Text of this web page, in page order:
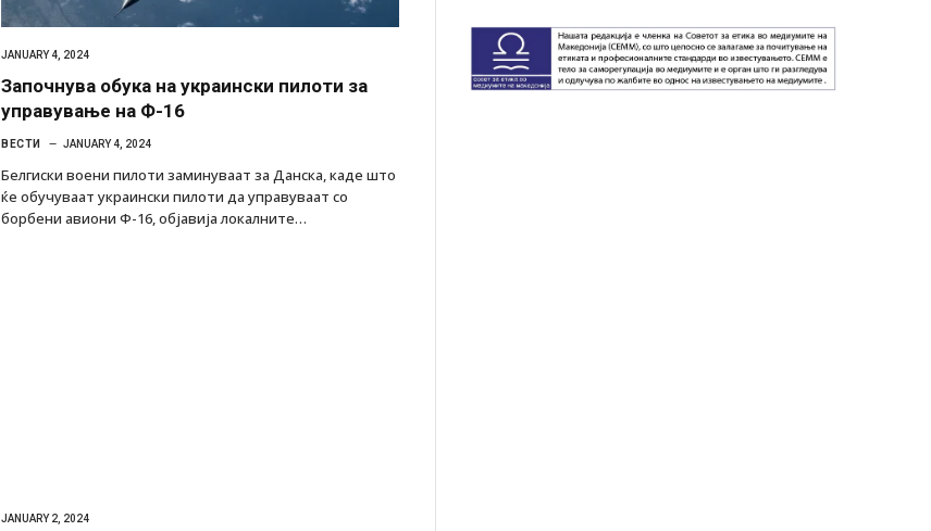
JANUARY 4, 2024
Започнува обука на украински пилоти за
управување на Ф-16
ВЕСТИ JANUARY 4, 2024
Белгиски воени пилоти заминуваат за Данска, каде што
ќе обучуваат украински пилоти да управуваат со
борбени авиони Ф-16, објавија локалните…
JANUARY 2, 2024